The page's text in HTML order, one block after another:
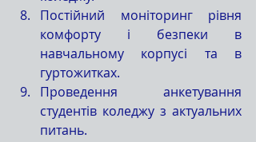
Постійний моніторинг рівня
комфорту і безпеки в
навчальному корпусі та в
гуртожитках.
Проведення анкетування
студентів коледжу з актуальних
питань.